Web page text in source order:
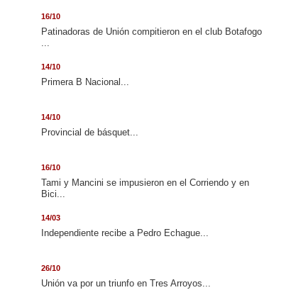
16/10
Patinadoras de Unión compitieron en el club Botafogo
...
14/10
Primera B Nacional...
14/10
Provincial de básquet...
16/10
Tami y Mancini se impusieron en el Corriendo y en
Bici...
14/03
Independiente recibe a Pedro Echague...
26/10
Unión va por un triunfo en Tres Arroyos...